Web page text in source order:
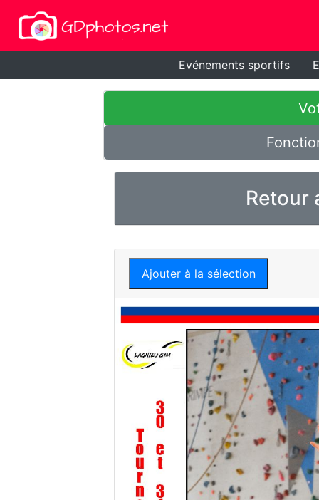
Evénements sportifs
Retour
Ajouter à la sélection